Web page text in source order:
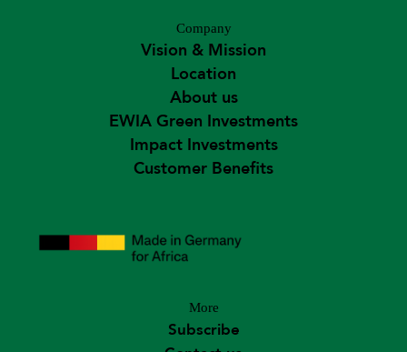
Company
Vision & Mission
Location
About us
EWIA Green Investments
Impact Investments
Customer Benefits
More
Subscribe